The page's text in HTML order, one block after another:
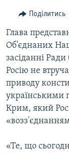
пошукуІНТЕРВ'Ю
ВСЕ ЗА ДЕНЬ
СПЕЦПРОЕКТИ
ДЕПОРТАЦІЯ
ВІДЕОУРОКИ
СВІДЧЕННЯ
УКРАЇНСЬКА
ІНФОГРАФІКА
ЯК ОБІЙТИ
Русский
Qırımtatar
ДОЛУЧАЙСЯ!
Поділитись
Глава
Об'єднаних
засіданні
Росію не
приводу
українськими
Крим, який
«Те, що